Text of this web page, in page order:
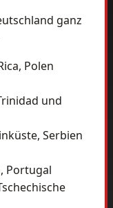
ganz
Polen
und
Serbien
Portugal